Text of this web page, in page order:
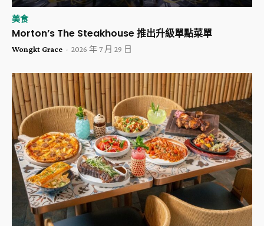
美食
Morton’s The Steakhouse 推出升級單點菜單
Wongkt Grace - 2026 年 7 月 29 日